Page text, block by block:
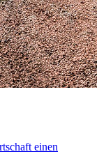
einen